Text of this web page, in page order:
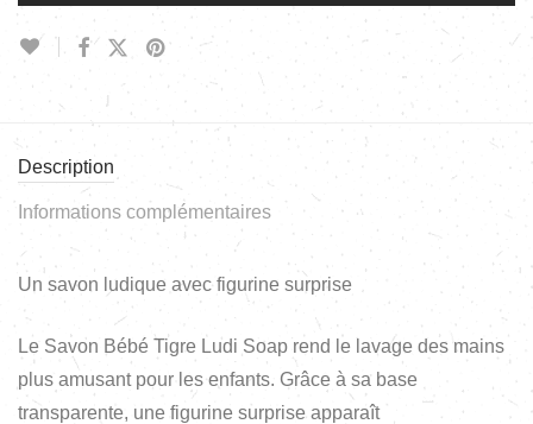
Description
Informations complémentaires
Un savon ludique avec figurine surprise
Le Savon Bébé Tigre Ludi Soap rend le lavage des mains
plus amusant pour les enfants. Grâce à sa base
transparente, une figurine surprise apparaît